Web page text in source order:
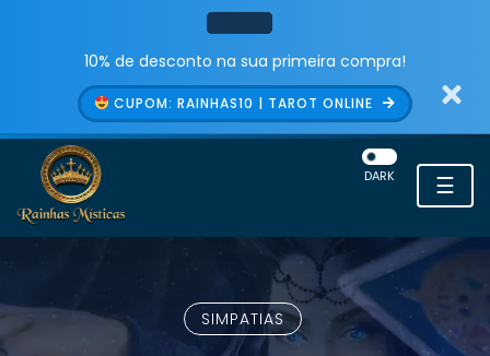
10% de desconto na sua primeira compra!
CUPOM: RAINHAS10 | TAROT ONLINE
☰
DARK
SIMPATIAS